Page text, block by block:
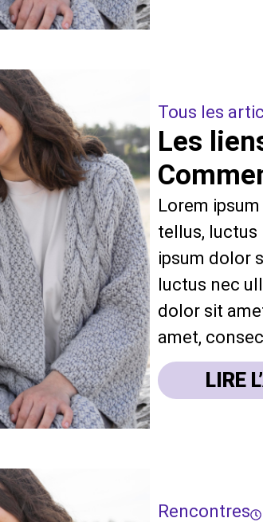
Tous les
Les
Lorem
tellus, luctus
ipsum dolor
luctus nec
dolor sit
amet,
LIRE
Rencontres